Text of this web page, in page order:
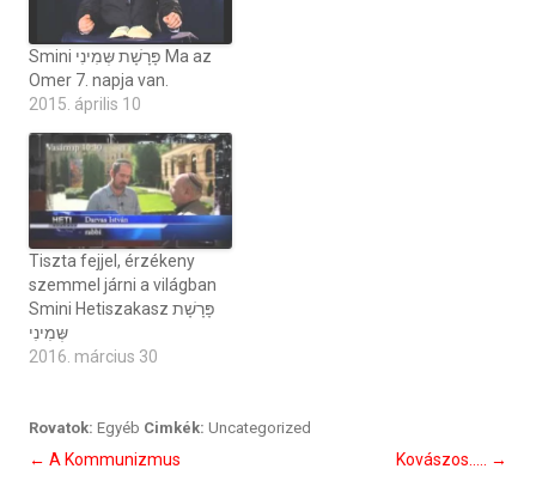
Smini פָּרָשָׁת שְּמִינִי Ma az
Omer 7. napja van.
2015. április 10
Tiszta fejjel, érzékeny
szemmel járni a világban
Smini Hetiszakasz פָּרָשָׁת
שְּמִינִי
2016. március 30
Rovatok: Egyéb Cimkék: Uncategorized
Bejegyzés
← A Kommunizmus Kovászos….. →